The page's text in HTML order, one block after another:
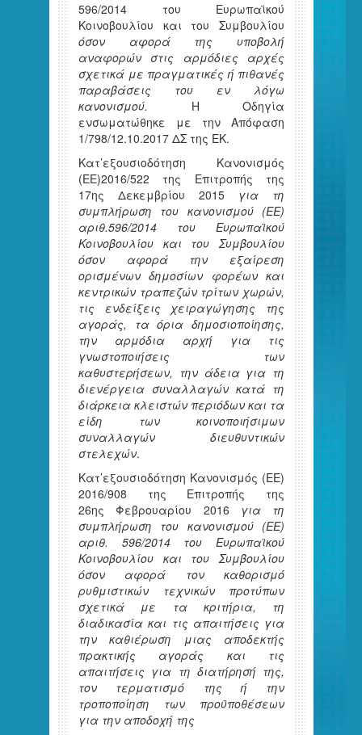
596/2014 του Ευρωπαϊκού
Κοινοβουλίου και του Συμβουλίου
όσον αφορά της υποβολή
αναφορών στις αρμόδιες αρχές
σχετικά με πραγματικές ή πιθανές
παραβάσεις του εν λόγω
κανονισμού. Η Οδηγία
ενσωματώθηκε με την Απόφαση
1/798/12.10.2017 ΔΣ της ΕΚ.
Κατ’εξουσιοδότηση Κανονισμός
(ΕΕ)2016/522 της Επιτροπής της
17ης Δεκεμβρίου 2015 για τη
συμπλήρωση του κανονισμού (ΕΕ)
αριθ.596/2014 του Ευρωπαϊκού
Κοινοβουλίου και του Συμβουλίου
όσον αφορά την εξαίρεση
ορισμένων δημοσίων φορέων και
κεντρικών τραπεζών τρίτων χωρών,
τις ενδείξεις χειραγώγησης της
αγοράς, τα όρια δημοσιοποίησης,
την αρμόδια αρχή για τις
γνωστοποιήσεις των
καθυστερήσεων, την άδεια για τη
διενέργεια συναλλαγών κατά τη
διάρκεια κλειστών περιόδων και τα
είδη των κοινοποιήσιμων
συναλλαγών διευθυντικών
στελεχών.
Κατ’εξουσιοδότηση Κανονισμός (ΕΕ)
2016/908 της Επιτροπής της
26ης Φεβρουαρίου 2016
για τη
συμπλήρωση του κανονισμού (ΕΕ)
αριθ. 596/2014 του Ευρωπαϊκού
Κοινοβουλίου και του Συμβουλίου
όσον αφορά τον καθορισμό
ρυθμιστικών τεχνικών προτύπων
σχετικά με τα κριτήρια, τη
διαδικασία και τις απαιτήσεις για
την καθιέρωση μιας αποδεκτής
πρακτικής αγοράς και τις
απαιτήσεις για τη διατήρησή της,
τον τερματισμό της ή την
τροποποίηση των προϋποθέσεων
για την αποδοχή της